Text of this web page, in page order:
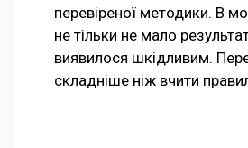
перевіреної методики. В
не тільки не мало
виявилося шкідливим.
складніше ніж вчити